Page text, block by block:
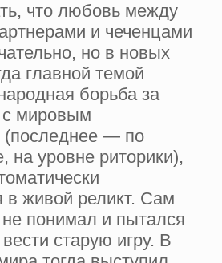
что любовь между
и чеченцами
но в новых
главной темой
борьба за
с мировым
(последнее — по
на уровне риторики),
в живой реликт. Сам
понимал и пытался
старую игру. В